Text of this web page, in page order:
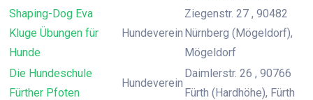
Shaping-Dog Eva
Kluge Übungen für
Hunde
Hundeverein
Ziegenstr. 27 , 90482
Nürnberg (Mögeldorf),
Mögeldorf
Die Hundeschule
Fürther Pfoten
Hundeverein
Daimlerstr. 26 , 90766
Fürth (Hardhöhe), Fürth